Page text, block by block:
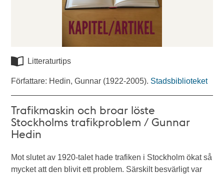
Litteraturtips
Författare: Hedin, Gunnar (1922-2005). Stadsbiblioteket
Trafikmaskin och broar löste
Stockholms trafikproblem / Gunnar
Hedin
Mot slutet av 1920-talet hade trafiken i Stockholm ökat så
mycket att den blivit ett problem. Särskilt besvärligt var